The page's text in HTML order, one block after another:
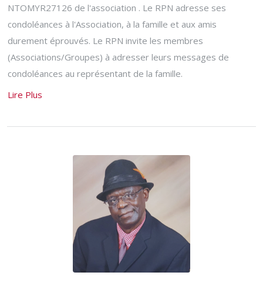
NTOMYR27126 de l'association . Le RPN adresse ses
condoléances à l'Association, à la famille et aux amis
durement éprouvés. Le RPN invite les membres
(Associations/Groupes) à adresser leurs messages de
condoléances au représentant de la famille.
Lire Plus